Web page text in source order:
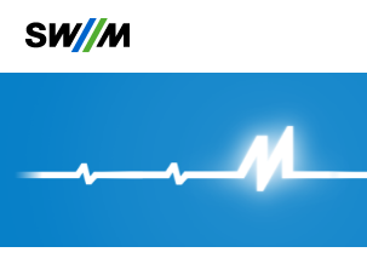
Ihr Suchbegriff